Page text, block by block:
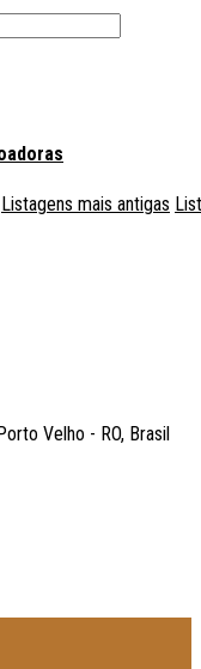
Listagens mais antigas
Velho - RO, Brasil